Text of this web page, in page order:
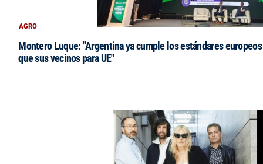
AGRO
Montero Luque: "Argentina ya cumple los estándares
que sus vecinos para UE"